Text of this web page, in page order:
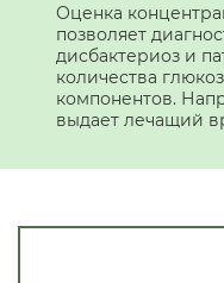
Оценка
позволяет
дисбактериоз и
количества
компонентов.
выдает лечащий